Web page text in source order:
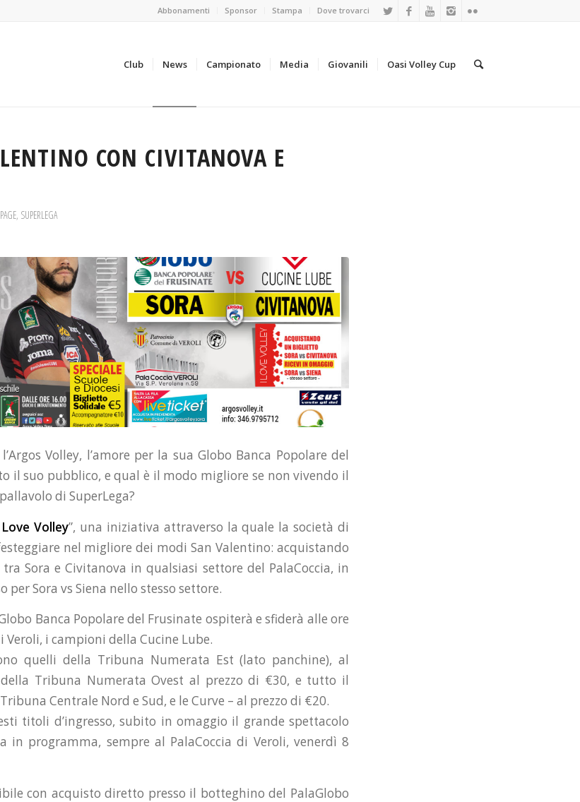
Abbonamenti Sponsor Stampa Dove trovarci
Club News Campionato Media Giovanili Oasi Volley Cup
CON CIVITANOVA E
, SUPERLEGA
Volley, l’amore per la sua Globo Banca Popolare del
il suo pubblico, e qual è il modo migliore se non vivendo il
di SuperLega?
Volley”, una iniziativa attraverso la quale la società di
nel migliore dei modi San Valentino: acquistando
Sora e Civitanova in qualsiasi settore del PalaCoccia, in
per Sora vs Siena nello stesso settore.
Banca Popolare del Frusinate ospiterà e sfiderà alle ore
Veroli, i campioni della Cucine Lube.
quelli della Tribuna Numerata Est (lato panchine), al
Tribuna Numerata Ovest al prezzo di €30, e tutto il
Centrale Nord e Sud, e le Curve – al prezzo di €20.
titoli d’ingresso, subito in omaggio il grande spettacolo
in programma, sempre al PalaCoccia di Veroli, venerdì 8
con acquisto diretto presso il botteghino del PalaGlobo